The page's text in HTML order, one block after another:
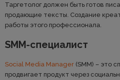
Таргетолог должен быть готов
продающие тексты. Создание
работы этого профессионала.
SMM-специалист
Social Media Manager (SMM) – это
продвигает продукт через